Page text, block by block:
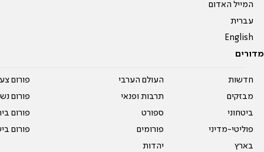
המייל האדום
עברית
English
מדורים
חדשות
מבזקים
ביטחוני
פוליטי-מדיני
בארץ
העולם הערבי
תרבות ופנאי
ספורט
פורומים
יהדות
פורום
פורום
פורום
פורום